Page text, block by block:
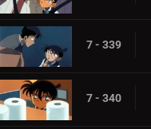
7 - 339
7 - 340